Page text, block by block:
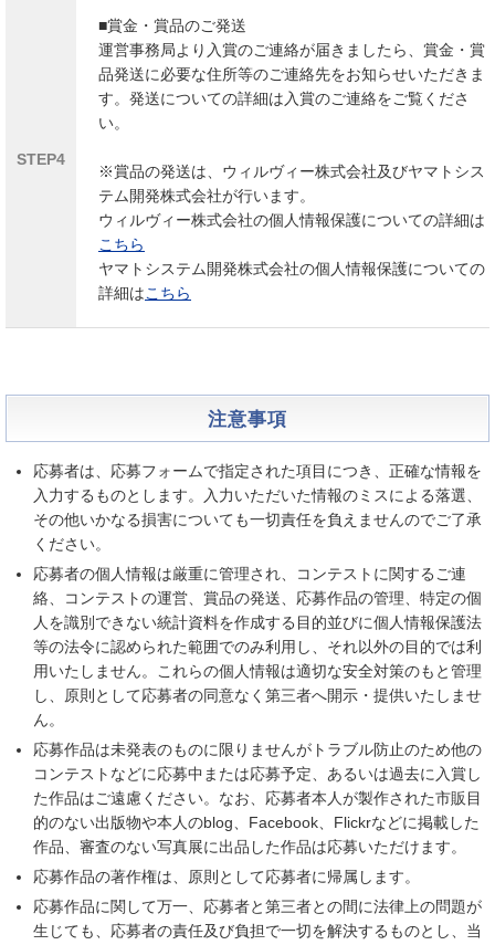
STEP4
■賞金・賞品のご発送
運営事務局より入賞のご連絡が届きましたら、賞金・賞
品発送に必要な住所等のご連絡先をお知らせいただきま
す。発送についての詳細は入賞のご連絡をご覧くださ
い。
※賞品の発送は、ウィルヴィー株式会社及びヤマトシス
テム開発株式会社が行います。
ウィルヴィー株式会社の個人情報保護についての詳細は
こちら
ヤマトシステム開発株式会社の個人情報保護についての
詳細はこちら
注意事項
応募者は、応募フォームで指定された項目につき、正確な情報を
入力するものとします。入力いただいた情報のミスによる落選、
その他いかなる損害についても一切責任を負えませんのでご了承
ください。
応募者の個人情報は厳重に管理され、コンテストに関するご連
絡、コンテストの運営、賞品の発送、応募作品の管理、特定の個
人を識別できない統計資料を作成する目的並びに個人情報保護法
等の法令に認められた範囲でのみ利用し、それ以外の目的では利
用いたしません。これらの個人情報は適切な安全対策のもと管理
し、原則として応募者の同意なく第三者へ開示・提供いたしませ
ん。
応募作品は未発表のものに限りませんがトラブル防止のため他の
コンテストなどに応募中または応募予定、あるいは過去に入賞し
た作品はご遠慮ください。なお、応募者本人が製作された市販目
的のない出版物や本人のblog、Facebook、Flickrなどに掲載した
作品、審査のない写真展に出品した作品は応募いただけます。
応募作品の著作権は、原則として応募者に帰属します。
応募作品に関して万一、応募者と第三者との間に法律上の問題が
生じても、応募者の責任及び負担で一切を解決するものとし、当